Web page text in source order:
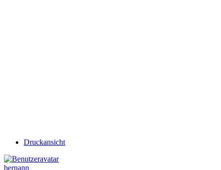
Druckansicht
bernann